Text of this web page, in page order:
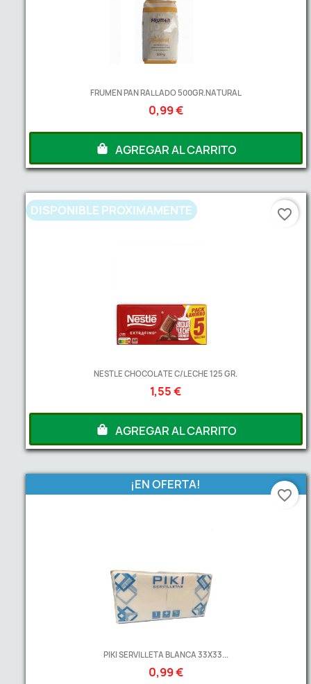
FRUMEN PAN RALLADO 500GR.NATURAL
0,99 €
AGREGAR AL CARRITO
NESTLE CHOCOLATE C/LECHE 125 GR.
1,55 €
DISPONIBLE PROXIMAMENTE
AGREGAR AL CARRITO
favorite_border
PIKI SERVILLETA BLANCA 33X33...
0,99 €
¡EN OFERTA!
favorite_border